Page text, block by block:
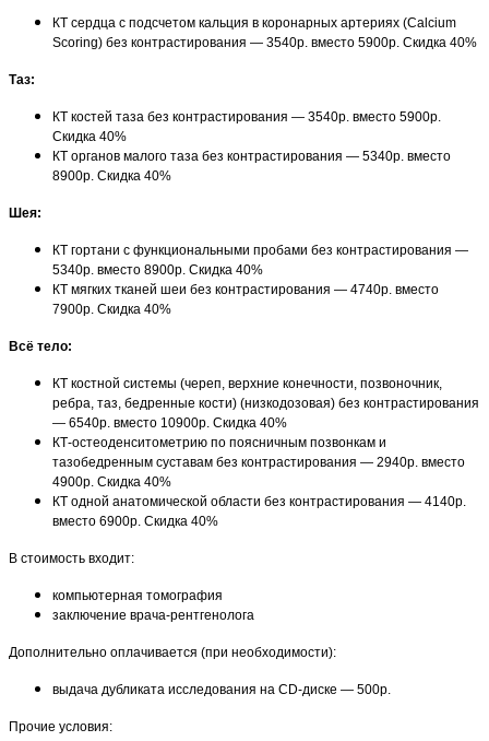
КТ сердца с подсчетом кальция в коронарных артериях (Calcium
Scoring) без контрастирования — 3540р. вместо 5900р. Скидка 40%
Таз:
КТ костей таза без контрастирования — 3540р. вместо 5900р.
Скидка 40%
КТ органов малого таза без контрастирования — 5340р. вместо
8900р. Скидка 40%
Шея:
КТ гортани с функциональными пробами без контрастирования —
5340р. вместо 8900р. Скидка 40%
КТ мягких тканей шеи без контрастирования — 4740р. вместо
7900р. Скидка 40%
Всё тело:
КТ костной системы (череп, верхние конечности, позвоночник,
ребра, таз, бедренные кости) (низкодозовая) без контрастирования
— 6540р. вместо 10900р. Скидка 40%
КТ-остеоденситометрию по поясничным позвонкам и
тазобедренным суставам без контрастирования — 2940р. вместо
4900р. Скидка 40%
КТ одной анатомической области без контрастирования — 4140р.
вместо 6900р. Скидка 40%
В стоимость входит:
компьютерная томография
заключение врача-рентгенолога
Дополнительно оплачивается (при необходимости):
выдача дубликата исследования на CD-диске — 500р.
Прочие условия: